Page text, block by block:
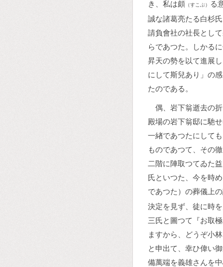
き、私は頗 （すこぶ）
る
誠な諸葛亮たる白杉
請負會社の社長とし
らであつた。しかる
昇天の勢を以て進展
にして斯兒あり」の
たのである。
偶、岩下翁逝去の
殿場の岩下翁邸に馳
一緖であつたにして
ものであつて、その
二階に陣取つてゐた
氏といつた、今を時
であつた）の葬儀上
決定を見ず、徒に時
三氏と圖つて『お取
ますから、どうぞ小
と申出て、幸ひ偉い
備萬端を義雄さんを